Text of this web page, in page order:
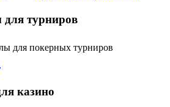
турниров
для покерных турниров
казино